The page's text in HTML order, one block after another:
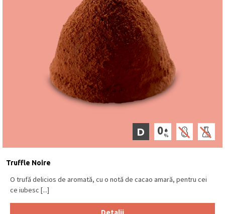
D
Truffle Noire
O trufă delicios de aromată, cu o notă de cacao amară, pentru cei
ce iubesc [...]